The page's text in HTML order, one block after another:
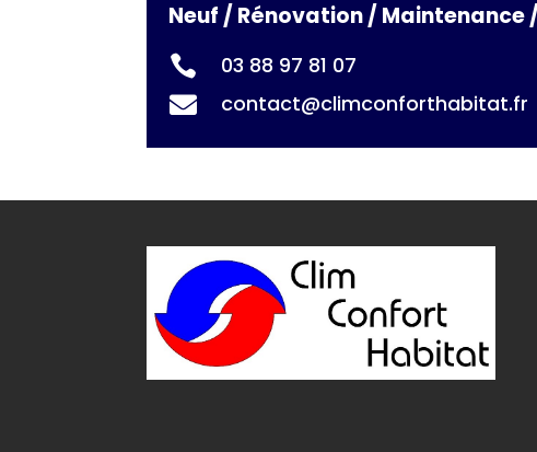
Neuf / Rénovation / Maintenance

03 88 97 81 07

contact@climconforthabitat.fr